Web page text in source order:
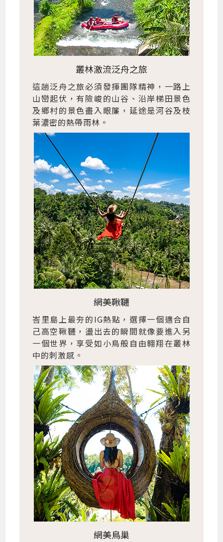
叢林激流泛舟之旅
這趟泛舟之旅必須發揮團隊精神，一路上
山巒起伏，有險峻的山谷、沿岸梯田景色
及鄉村的景色盡入眼簾，延途是河谷及枝
葉濃密的熱帶雨林。
網美鞦韆
峇里島上最夯的IG熱點，選擇一個適合自
己高空鞦韆，盪出去的瞬間就像要進入另
一個世界，享受如小鳥般自由翱翔在叢林
中的刺激感。
網美鳥巢